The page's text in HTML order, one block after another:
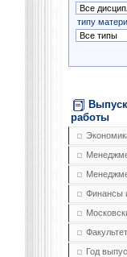
типу
работы
Финансы
Год